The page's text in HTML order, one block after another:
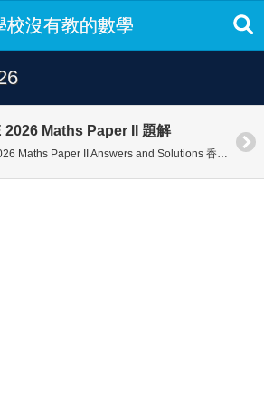
校沒有教的數學
2026 Maths Paper II 題解